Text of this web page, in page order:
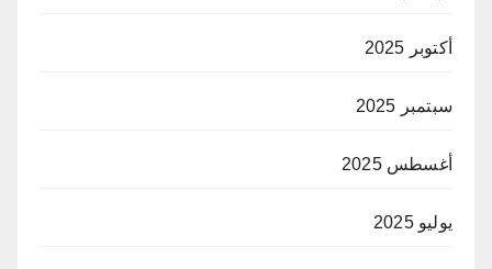
أكتوبر 2025
سبتمبر 2025
أغسطس 2025
يوليو 2025